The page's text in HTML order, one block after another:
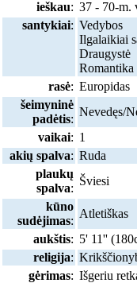
ieškau: 37 - 70-m.
santykiai: Vedybos
Ilgalaikiai
Draugystė
Romantika
rasė: Europidas
šeimyninė
padėtis:
Nevedęs/
vaikai: 1
akių spalva: Ruda
plaukų
spalva:
Šviesi
kūno
sudėjimas:
Atletiškas
aukštis: 5' 11''
religija:
gėrimas: Išgeriu